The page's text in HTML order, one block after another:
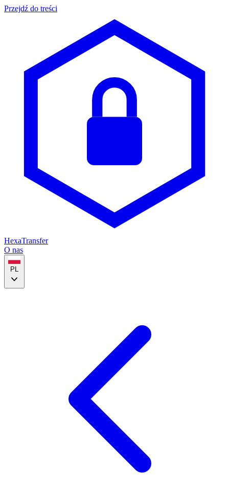
Przejdź do treści
HexaTransfer
O nas
PL